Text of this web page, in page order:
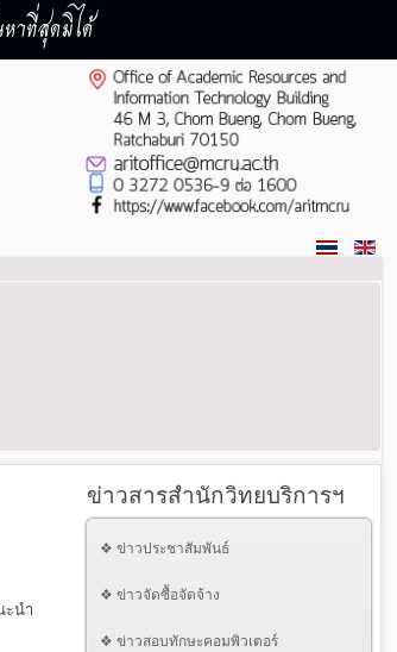
าที่สุดมิได้
ะนำ
ข่าวสารสำนักวิทยบริการฯ
❖ ข่าวประชาสัมพันธ์
❖ ข่าวจัดซื้อจัดจ้าง
❖ ข่าวสอบทักษะคอมพิวเตอร์